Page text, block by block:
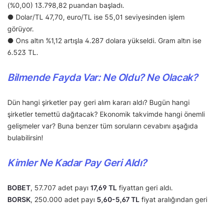
(%0,00) 13.798,82 puandan başladı.
● Dolar/TL 47,70, euro/TL ise 55,01 seviyesinden işlem
görüyor.
● Ons altın %1,12 artışla 4.287 dolara yükseldi. Gram altın ise
6.523 TL.
Bilmende Fayda Var: Ne Oldu? Ne Olacak?
Dün hangi şirketler pay geri alım kararı aldı? Bugün hangi
şirketler temettü dağıtacak? Ekonomik takvimde hangi önemli
gelişmeler var? Buna benzer tüm soruların cevabını aşağıda
bulabilirsin!
Kimler Ne Kadar Pay Geri Aldı?
BOBET, 57.707 adet payı 17,69 TL fiyattan geri aldı.
BORSK, 250.000 adet payı 5,60-5,67 TL fiyat aralığından geri